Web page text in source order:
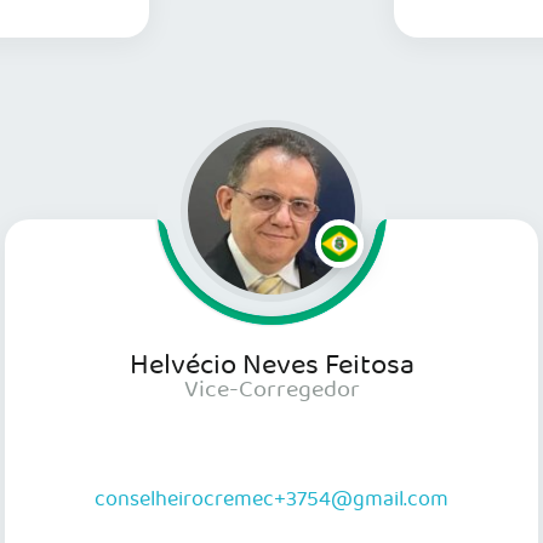
informações
Helvécio Neves Feitosa
Vice-Corregedor
conselheirocremec+3754@gmail.com